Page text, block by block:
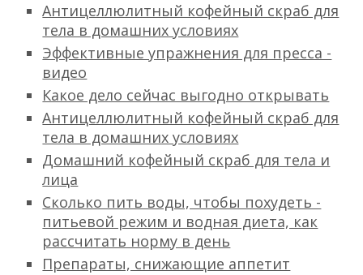
Антицеллюлитный кофейный скраб для
тела в домашних условиях
Эффективные упражнения для пресса -
видео
Какое дело сейчас выгодно открывать
Антицеллюлитный кофейный скраб для
тела в домашних условиях
Домашний кофейный скраб для тела и
лица
Сколько пить воды, чтобы похудеть -
питьевой режим и водная диета, как
рассчитать норму в день
Препараты, снижающие аппетит